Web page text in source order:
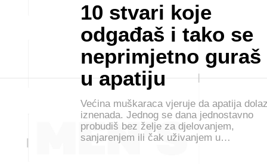
10 stvari koje
odgađaš i tako se
neprimjetno guraš
u apatiju
Većina muškaraca vjeruje da apatija
iznenada. Jednog se dana jednostavno
probudiš bez želje za djelovanjem,
sanjarenjem ili čak uživanjem u…